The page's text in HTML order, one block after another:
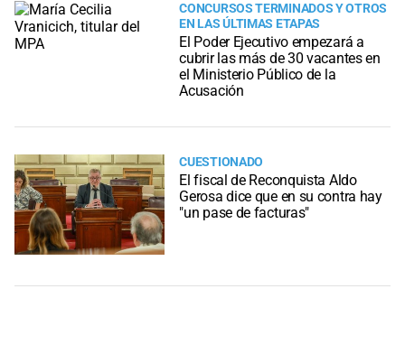
CONCURSOS TERMINADOS Y OTROS
EN LAS ÚLTIMAS ETAPAS
El Poder Ejecutivo empezará a
cubrir las más de 30 vacantes en
el Ministerio Público de la
Acusación
CUESTIONADO
El fiscal de Reconquista Aldo
Gerosa dice que en su contra hay
"un pase de facturas"